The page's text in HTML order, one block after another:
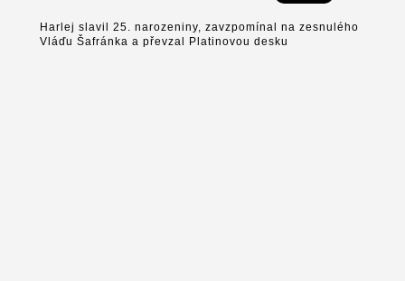
Harlej slavil 25. narozeniny, zavzpomínal na zesnulého
Vláďu Šafránka a převzal Platinovou desku